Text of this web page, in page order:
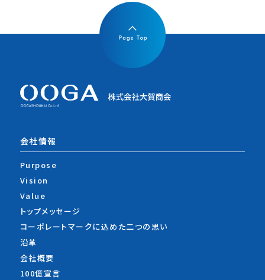
会社情報
Purpose
Vision
Value
トップメッセージ
コーポレートマークに込めた二つの思い
沿革
会社概要
100億宣言